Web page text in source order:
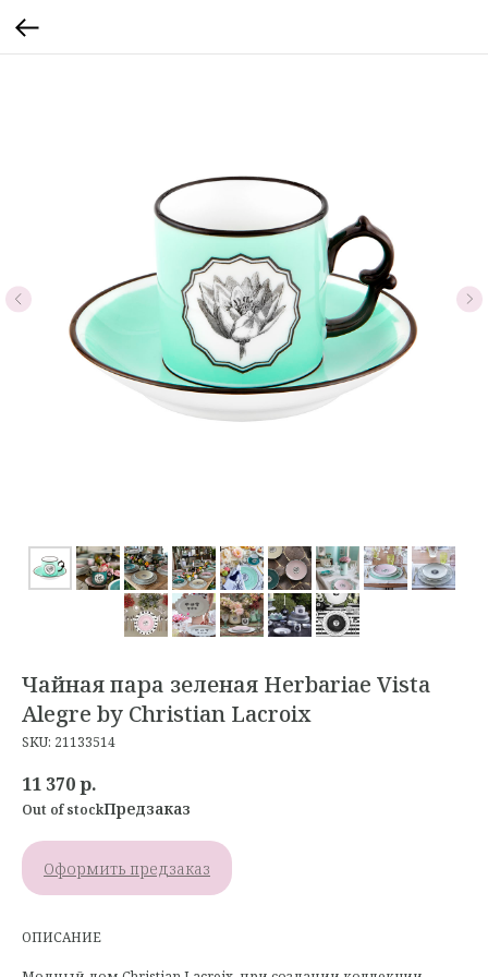
Чайная пара зеленая Herbariae Vista
Alegre by Christian Lacroix
SKU: 21133514
11 370р.
Out of stock
Оформить предзаказ
ОПИСАНИЕ